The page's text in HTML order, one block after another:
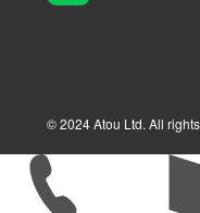
© 2024 Atou Ltd. All